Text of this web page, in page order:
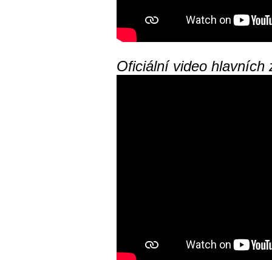
Oficiální video hlavních